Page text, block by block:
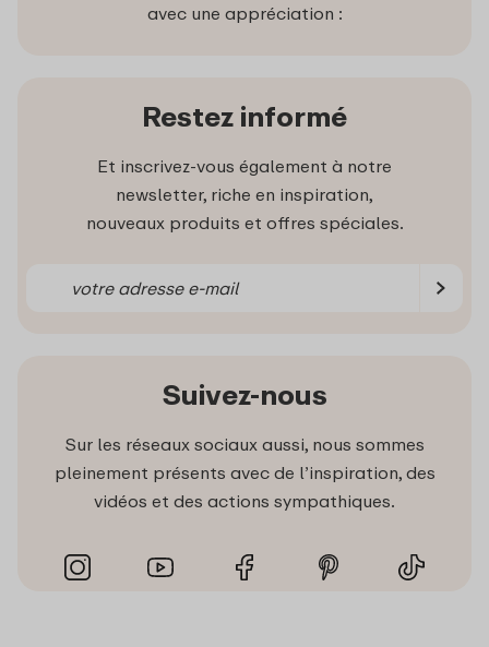
avec une appréciation :
Restez informé
Et inscrivez-vous également à notre
newsletter, riche en inspiration,
nouveaux produits et offres spéciales.
Suivez-nous
Sur les réseaux sociaux aussi, nous sommes
pleinement présents avec de l’inspiration, des
vidéos et des actions sympathiques.